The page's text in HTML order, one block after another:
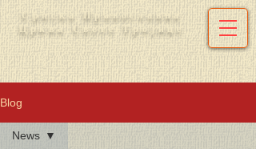
Српска Православна
Црква Свете Тројице
Blog
News